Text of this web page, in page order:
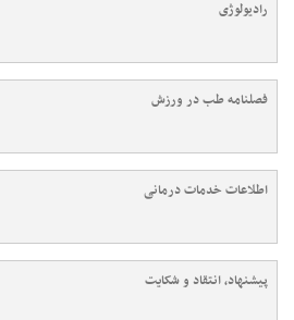
رادیولوژی
فصلنامه طب در ورزش
اطلاعات خدمات درمانی
پیشنهاد، انتقاد و شکایت